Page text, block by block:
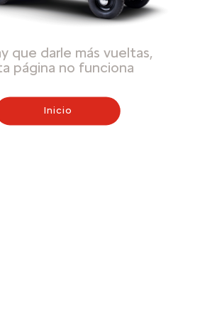
que darle más vueltas,
página no funciona
Inicio